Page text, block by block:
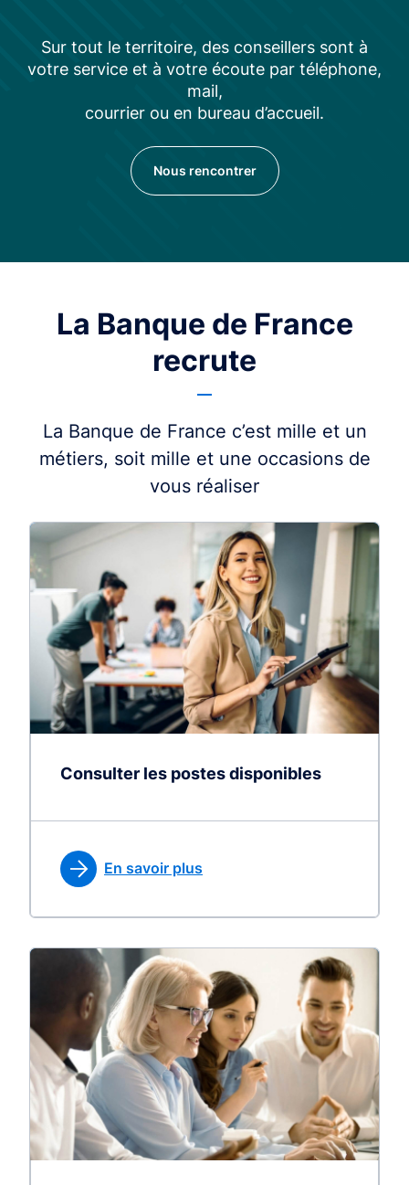
Sur tout le territoire, des conseillers sont à
votre service et à votre écoute par téléphone,
mail,
courrier ou en bureau d’accueil.
Nous rencontrer
La Banque de France
recrute
La Banque de France c’est mille et un
métiers, soit mille et une occasions de
vous réaliser
Consulter les postes disponibles
En savoir plus